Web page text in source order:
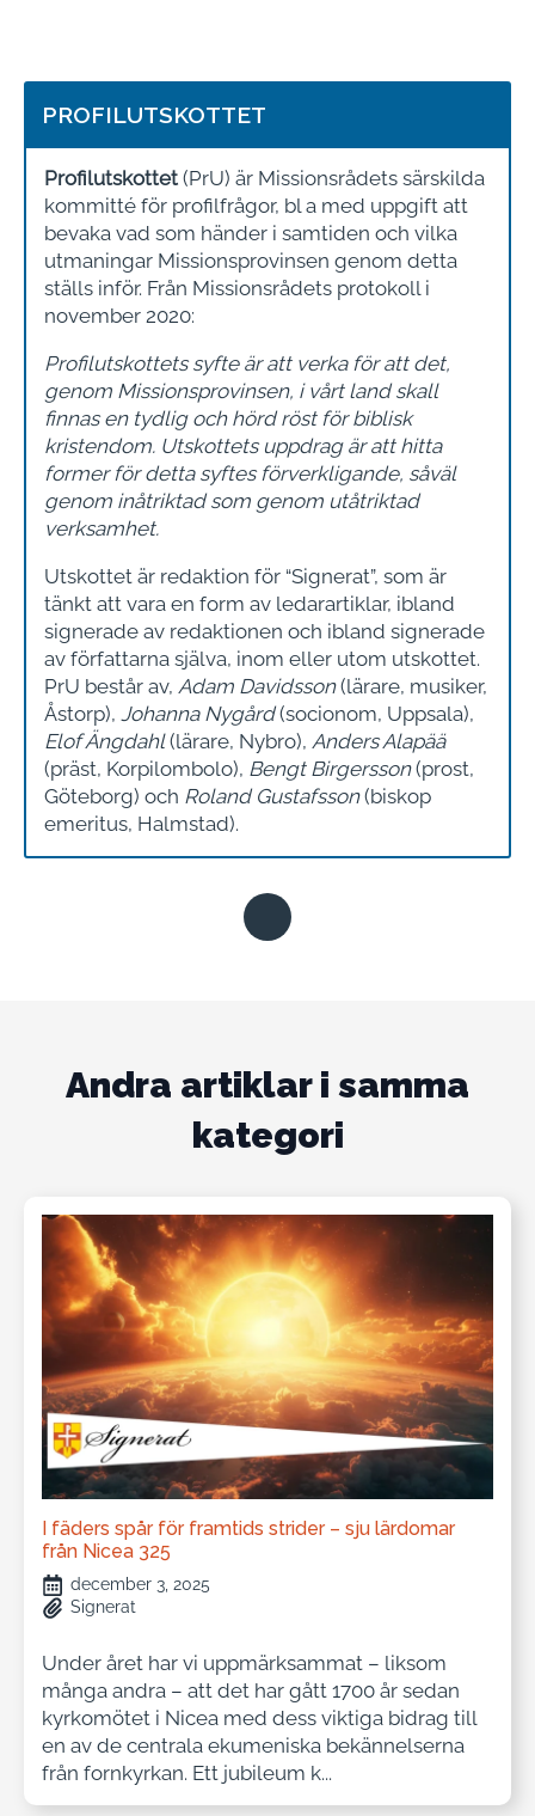
PROFILUTSKOTTET
Profilutskottet (PrU) är Missionsrådets särskilda
kommitté för profilfrågor, bl a med uppgift att
bevaka vad som händer i samtiden och vilka
utmaningar Missionsprovinsen genom detta
ställs inför. Från Missionsrådets protokoll i
november 2020:
Profilutskottets syfte är att verka för att det,
genom Missionsprovinsen, i vårt land skall
finnas en tydlig och hörd röst för biblisk
kristendom. Utskottets uppdrag är att hitta
former för detta syftes förverkligande, såväl
genom inåtriktad som genom utåtriktad
verksamhet.
Utskottet är redaktion för “Signerat”, som är
tänkt att vara en form av ledarartiklar, ibland
signerade av redaktionen och ibland signerade
av författarna själva, inom eller utom utskottet.
PrU består av, Adam Davidsson(lärare, musiker,
Åstorp), Johanna Nygård(socionom, Uppsala),
Elof Ängdahl(lärare, Nybro), Anders Alapää
(präst, Korpilombolo), Bengt Birgersson(prost,
Göteborg) och Roland Gustafsson(biskop
emeritus, Halmstad).
Andra artiklar i samma
kategori
I fäders spår för framtids strider – sju lärdomar
från Nicea 325
december 3, 2025
Signerat
Under året har vi uppmärksammat – liksom
många andra – att det har gått 1700 år sedan
kyrkomötet i Nicea med dess viktiga bidrag till
en av de centrala ekumeniska bekännelserna
från fornkyrkan. Ett jubileum k...